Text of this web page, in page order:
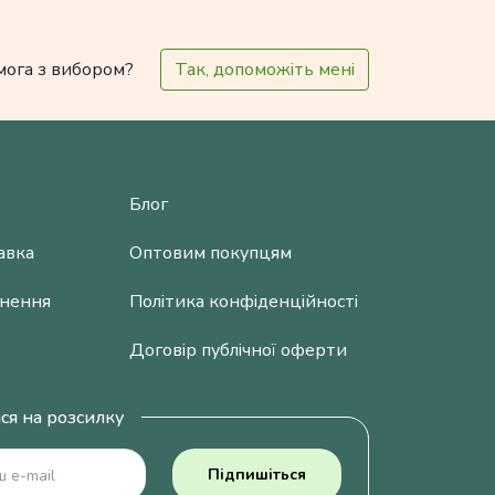
з вибором? Так, допоможіть мені
Блог
Оптовим покупцям
Політика конфіденційності
Договір публічної оферти
на розсилку
Підпишіться